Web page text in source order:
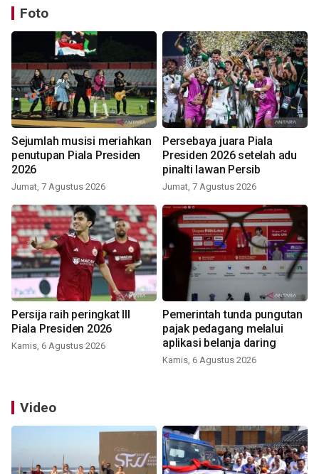
Foto
Sejumlah musisi meriahkan
penutupan Piala Presiden
2026
Jumat, 7 Agustus 2026
Persebaya juara Piala
Presiden 2026 setelah adu
pinalti lawan Persib
Jumat, 7 Agustus 2026
Persija raih peringkat III
Piala Presiden 2026
Kamis, 6 Agustus 2026
Pemerintah tunda pungutan
pajak pedagang melalui
aplikasi belanja daring
Kamis, 6 Agustus 2026
Video